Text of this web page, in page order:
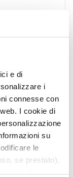
e di
i
connesse con
I cookie di
su
le
se prestato),
–
and